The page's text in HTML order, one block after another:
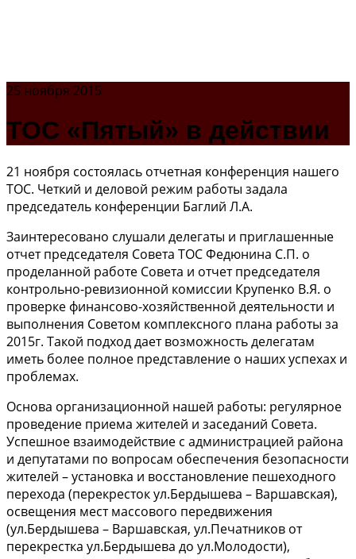
25 ноября 2015
ТОС «Пятый» в действии
21 ноября состоялась отчетная конференция нашего
ТОС. Четкий и деловой режим работы задала
председатель конференции Баглий Л.А.
Заинтересовано слушали делегаты и приглашенные
отчет председателя Совета ТОС Федюнина С.П. о
проделанной работе Совета и отчет председателя
контрольно-ревизионной комиссии Крупенко В.Я. о
проверке финансово-хозяйственной деятельности и
выполнения Советом комплексного плана работы за
2015г. Такой подход дает возможность делегатам
иметь более полное представление о наших успехах и
проблемах.
Основа организационной нашей работы: регулярное
проведение приема жителей и заседаний Совета.
Успешное взаимодействие с администрацией района
и депутатами по вопросам обеспечения безопасности
жителей – установка и восстановление пешеходного
перехода (перекресток ул.Бердышева – Варшавская),
освещения мест массового передвижения
(ул.Бердышева – Варшавская, ул.Печатников от
перекрестка ул.Бердышева до ул.Молодости),